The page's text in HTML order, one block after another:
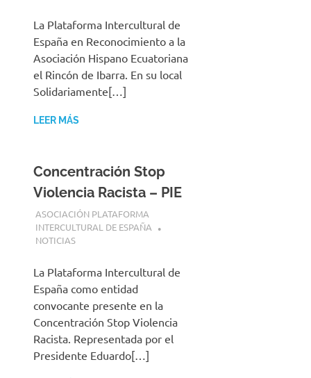
La Plataforma Intercultural de
España en Reconocimiento a la
Asociación Hispano Ecuatoriana
el Rincón de Ibarra. En su local
Solidariamente[…]
LEER MÁS
Concentración Stop
Violencia Racista – PIE
18 JULIO, 2025
ASOCIACIÓN PLATAFORMA
INTERCULTURAL DE ESPAÑA
NOTICIAS
La Plataforma Intercultural de
España como entidad
convocante presente en la
Concentración Stop Violencia
Racista. Representada por el
Presidente Eduardo[…]